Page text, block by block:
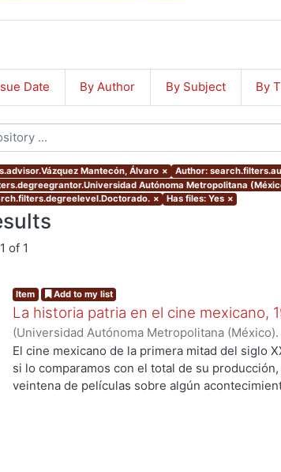
Date By Author By Subject By
Mantecón, Álvaro × Author:
Autónoma Metropolitana
× Has files: Yes ×
of 1
Item Add to my list
La historia patria en el cine mexicano,
(Universidad Autónoma Metropolitana
de Servicios de Información.,2016)Morales
El cine mexicano de la primera mitad del siglo
si lo comparamos con el total de su
veintena de películas sobre algún